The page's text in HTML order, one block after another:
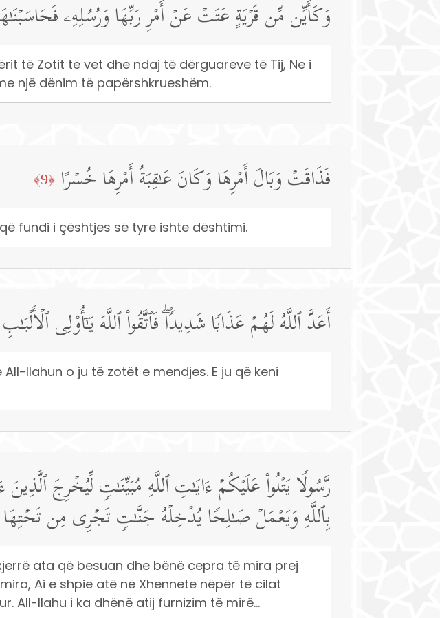
وَكَأَیِّن مِّن قَرۡیَةٍ عَتَتۡ عَنۡ أَمۡرِ رَبِّهَا وَرُسُلِهِۦ
të Zotit të vet dhe ndaj të dërguarëve të Tij, Ne i
një dënim të papërshkrueshëm.
فَذَاقَتۡ وَبَالَ أَمۡرِهَا وَكَانَ عَـٰقِبَةُ أَمۡرِهَا خُسۡرًا ﴿9﴾
fundi i çështjes së tyre ishte dështimi.
أَعَدَّ ٱللَّهُ لَهُمۡ عَذَابࣰا شَدِیدࣰاۖ فَٱتَّقُوا۟ ٱللَّهَ یَـٰۤأُو۟لِی
llahun o ju të zotët e mendjes. E ju që keni
رَّسُولࣰا یَتۡلُوا۟ عَلَیۡكُمۡ ءَایَـٰتِ ٱللَّهِ مُبَیِّنَـٰتࣲ لِّیُخۡرِجَ
بِٱللَّهِ وَیَعۡمَلۡ صَـٰلِحࣰا یُدۡخِلۡهُ جَنَّـٰتࣲ تَجۡرِی مِن تَحۡتِهَا
ata që besuan dhe bënë cepra të mira prej
Ai e shpie atë në Xhennete nëpër të cilat
All-llahu i ka dhënë atij furnizim të mirë...